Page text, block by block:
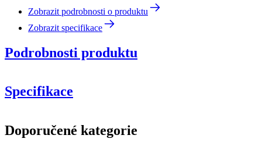
Zobrazit podrobnosti o produktu
Zobrazit specifikace
Podrobnosti produktu
Specifikace
Číslo produktuWOB-HM30-MPLUS
Doporučené kategorie